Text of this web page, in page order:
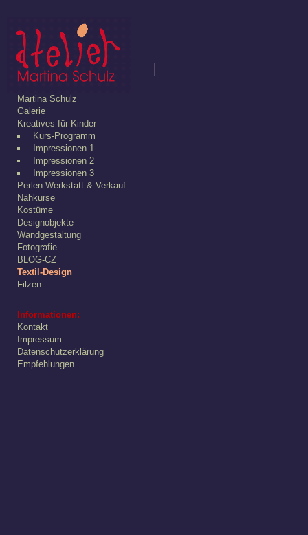
Martina Schulz
Galerie
Kreatives für Kinder
Kurs-Programm
Impressionen 1
Impressionen 2
Impressionen 3
Perlen-Werkstatt & Verkauf
Nähkurse
Kostüme
Designobjekte
Wandgestaltung
Fotografie
BLOG-CZ
Textil-Design
Filzen
Informationen:
Kontakt
Impressum
Datenschutzerklärung
Empfehlungen